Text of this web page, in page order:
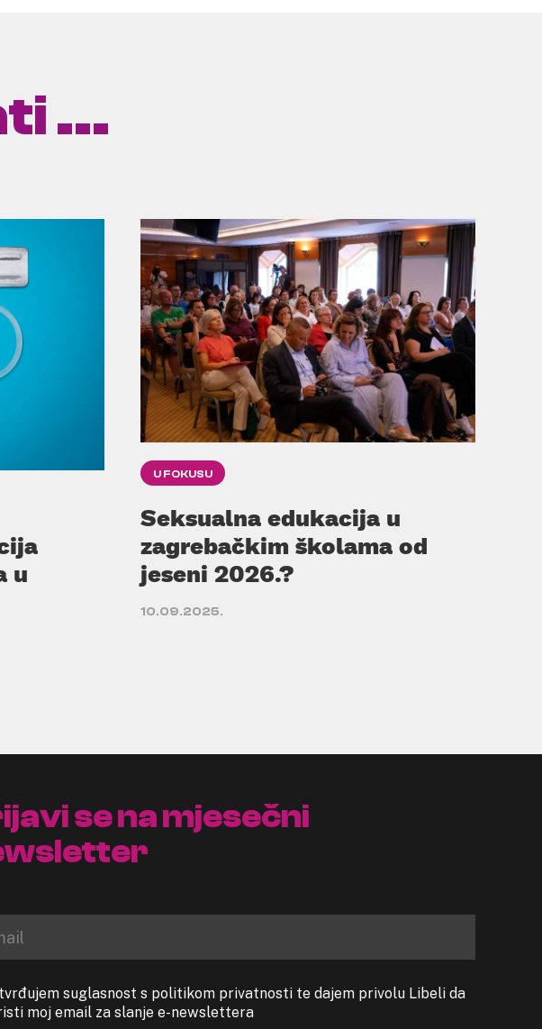
...
u
U FOKUSU
Seksualna edukacija u
zagrebačkim školama od
jeseni 2026.?
10.09.2025.
se na mjesečni
suglasnost s politikom privatnosti te dajem privolu Libeli da
moj email za slanje e-newslettera